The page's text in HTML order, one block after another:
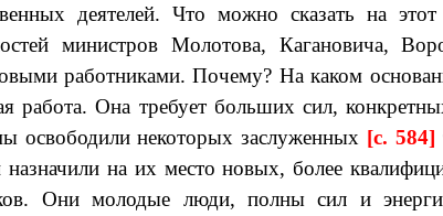
деятелей. Что можно сказать на
министров Молотова, Кагановича,
работниками. Почему? На каком
работа. Она требует больших сил,
освободили некоторых заслуженных [c. 584]
на их место новых, более
Они молодые люди, полны сил и